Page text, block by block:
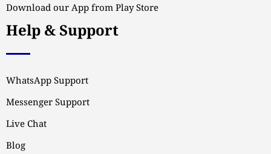
Download our App from Play Store
Help & Support
WhatsApp Support
Messenger Support
Live Chat
Blog